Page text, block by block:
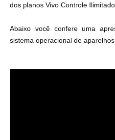
dos planos Vivo Controle
Abaixo você confere uma
sistema operacional de